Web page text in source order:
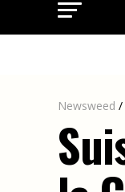
Newsweed /